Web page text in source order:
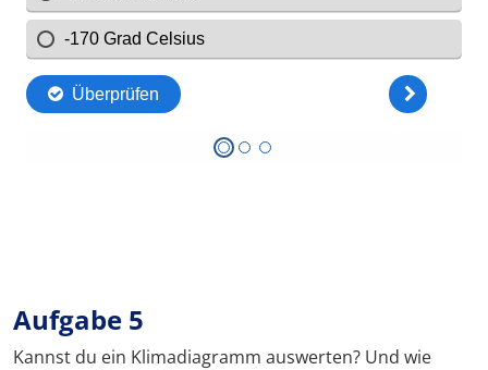
Aufgabe 5
Kannst du ein Klimadiagramm auswerten? Und wie